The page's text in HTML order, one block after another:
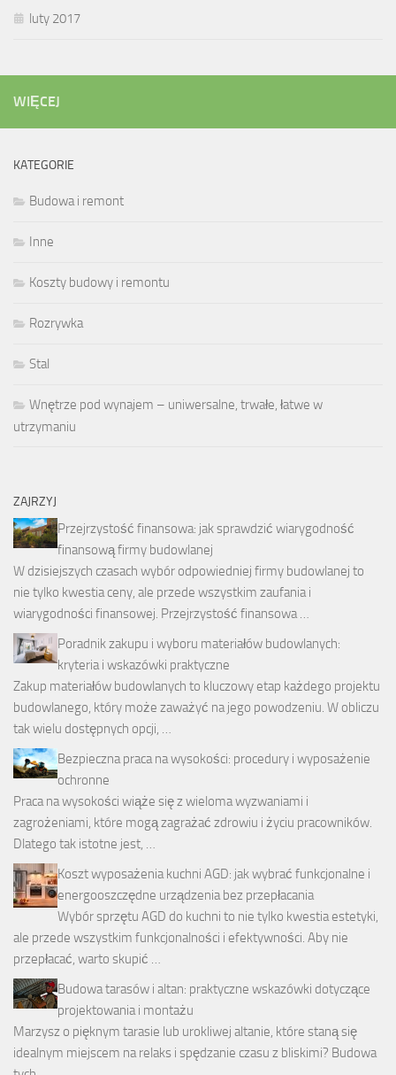
luty 2017
WIĘCEJ
KATEGORIE
Budowa i remont
Inne
Koszty budowy i remontu
Rozrywka
Stal
Wnętrze pod wynajem – uniwersalne, trwałe, łatwe w
utrzymaniu
ZAJRZYJ
Przejrzystość finansowa: jak sprawdzić wiarygodność
finansową firmy budowlanej
W dzisiejszych czasach wybór odpowiedniej firmy budowlanej to
nie tylko kwestia ceny, ale przede wszystkim zaufania i
wiarygodności finansowej. Przejrzystość finansowa …
Poradnik zakupu i wyboru materiałów budowlanych:
kryteria i wskazówki praktyczne
Zakup materiałów budowlanych to kluczowy etap każdego projektu
budowlanego, który może zaważyć na jego powodzeniu. W obliczu
tak wielu dostępnych opcji, …
Bezpieczna praca na wysokości: procedury i wyposażenie
ochronne
Praca na wysokości wiąże się z wieloma wyzwaniami i
zagrożeniami, które mogą zagrażać zdrowiu i życiu pracowników.
Dlatego tak istotne jest, …
Koszt wyposażenia kuchni AGD: jak wybrać funkcjonalne i
energooszczędne urządzenia bez przepłacania
Wybór sprzętu AGD do kuchni to nie tylko kwestia estetyki,
ale przede wszystkim funkcjonalności i efektywności. Aby nie
przepłacać, warto skupić …
Budowa tarasów i altan: praktyczne wskazówki dotyczące
projektowania i montażu
Marzysz o pięknym tarasie lub urokliwej altanie, które staną się
idealnym miejscem na relaks i spędzanie czasu z bliskimi? Budowa